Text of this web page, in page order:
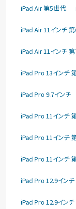
iPad Air 第5世代
iPad Air 11インチ
iPad Air 11インチ
iPad Pro 13インチ
iPad Pro 9.7インチ
iPad Pro 11インチ
iPad Pro 11インチ
iPad Pro 11インチ
iPad Pro 12.9イン
iPad Pro 12.9イン